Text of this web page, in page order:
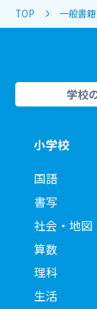
TOP 一般書籍
学校
小学校
国語
書写
社会・地図
算数
理科
生活